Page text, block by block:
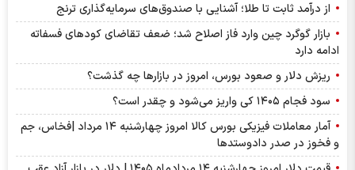
از درآمد ثابت تا طلا؛ آشنایی با صندوق‌های سرمایه‌گذاری ترنج
بازار گوگرد چین وارد فاز اصلاح شد؛ ضعف تقاضای کودهای فسفاته
ادامه دارد
ریزش دلار و صعود بورس، امروز در بازارها چه گذشت؟
سود فجام ۱۴۰۵ کی واریز می‌شود و چقدر است؟
آمار معاملات فیزیکی بورس کالا امروز چهارشنبه ۱۴ مرداد |فخاس، جم
و فخوز در صدر دادوستد‌ها